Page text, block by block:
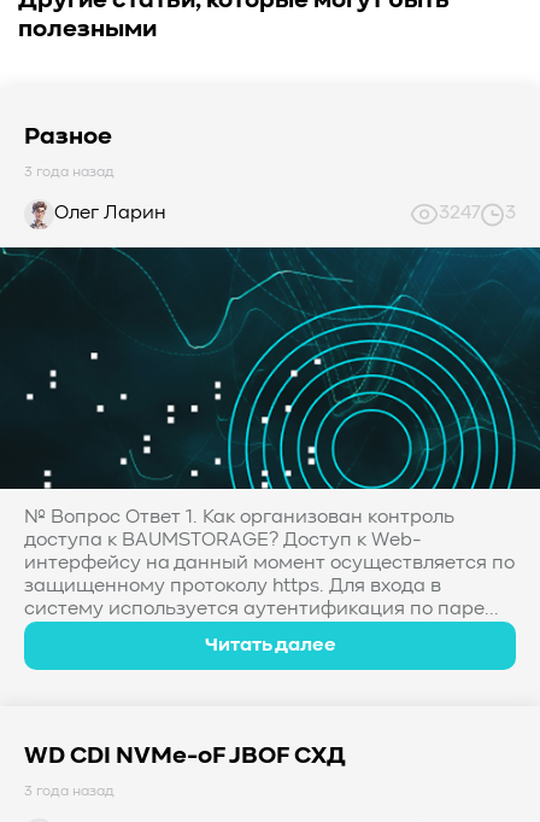
полезными
Разное
3 года назад
Олег Ларин 3247 3
№ Вопрос Ответ 1. Как организован контроль
доступа к BAUMSTORAGE? Доступ к Web-
интерфейсу на данный момент осуществляется по
защищенному протоколу https. Для входа в
систему используется аутентификация по паре...
Читать далее
WD CDI NVMe-oF JBOF СХД
3 года назад